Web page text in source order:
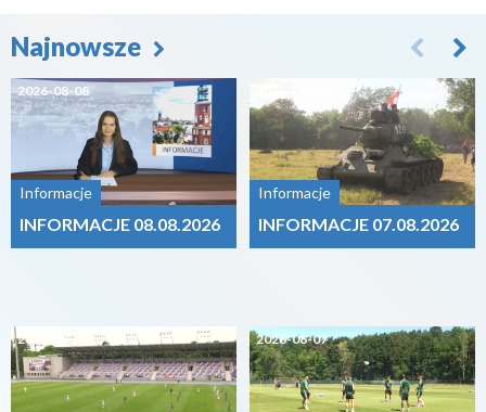
Najnowsze
2026-08-08
Informacje
INFORMACJE 08.08.2026
2026-08-07
Informacje
INFORMACJE 07.08.2026
2026-08-07